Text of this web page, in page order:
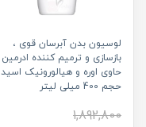
لوسیون بدن آبرسان قوی ،
بازسازی و ترمیم کننده ادرمین
حاوی اوره و هیالورونیک اسید
حجم 400 میلی لیتر
1,892,800